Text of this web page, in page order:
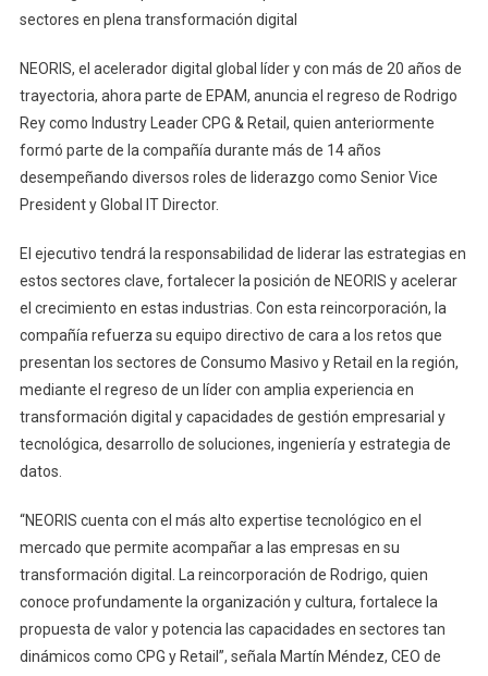
sectores en plena transformación digital
NEORIS, el acelerador digital global líder y con más de 20 años de
trayectoria, ahora parte de EPAM, anuncia el regreso de Rodrigo
Rey como Industry Leader CPG & Retail, quien anteriormente
formó parte de la compañía durante más de 14 años
desempeñando diversos roles de liderazgo como Senior Vice
President y Global IT Director.
El ejecutivo tendrá la responsabilidad de liderar las estrategias en
estos sectores clave, fortalecer la posición de NEORIS y acelerar
el crecimiento en estas industrias. Con esta reincorporación, la
compañía refuerza su equipo directivo de cara a los retos que
presentan los sectores de Consumo Masivo y Retail en la región,
mediante el regreso de un líder con amplia experiencia en
transformación digital y capacidades de gestión empresarial y
tecnológica, desarrollo de soluciones, ingeniería y estrategia de
datos.
“NEORIS cuenta con el más alto expertise tecnológico en el
mercado que permite acompañar a las empresas en su
transformación digital. La reincorporación de Rodrigo, quien
conoce profundamente la organización y cultura, fortalece la
propuesta de valor y potencia las capacidades en sectores tan
dinámicos como CPG y Retail”, señala Martín Méndez, CEO de